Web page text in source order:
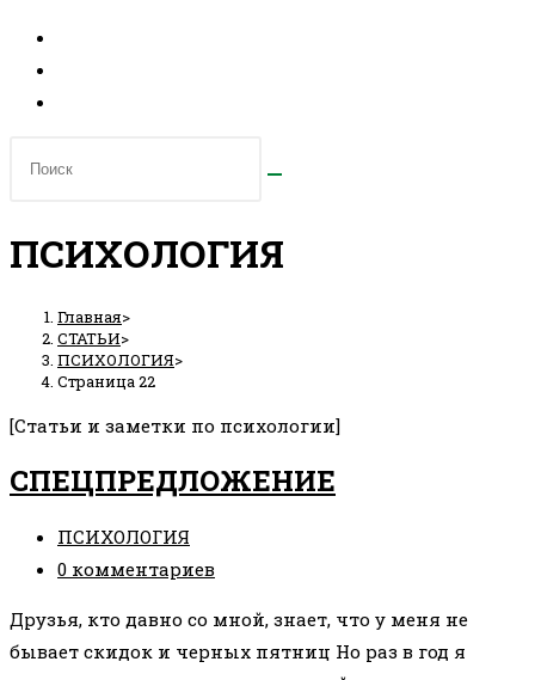
ПСИХОЛОГИЯ
Главная>
СТАТЬИ>
ПСИХОЛОГИЯ>
Страница 22
[Статьи и заметки по психологии]
СПЕЦПРЕДЛОЖЕНИЕ
Рубрика
записи:
ПСИХОЛОГИЯ
Комментарии
записи:
0 комментариев
Друзья, кто давно со мной, знает, что у меня не
бывает скидок и черных пятниц Но раз в год я